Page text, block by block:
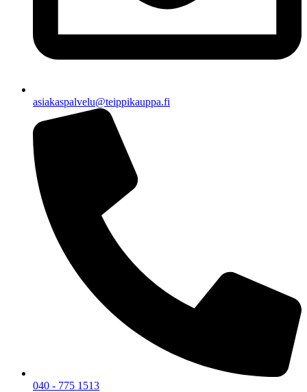
asiakaspalvelu@teippikauppa.fi
040 - 775 1513